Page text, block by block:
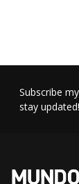
Subscribe
stay updated!